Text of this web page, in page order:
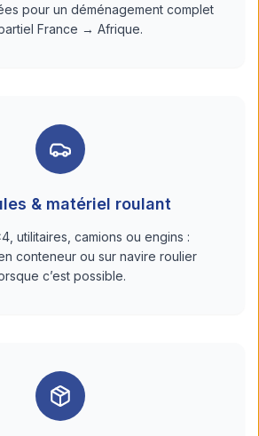
pour un déménagement complet
France → Afrique.
& matériel roulant
utilitaires, camions ou engins :
conteneur ou sur navire roulier
c’est possible.